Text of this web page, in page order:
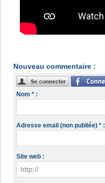
Nouveau commentaire :
Nom * :
Adresse email (non publiée) * :
Site web :